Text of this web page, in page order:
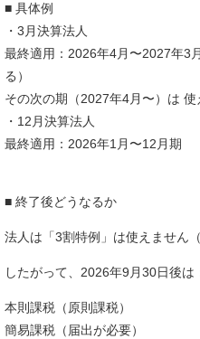
■ 具体例
・3月決算法人
最終適用：2026年4月〜2027年
る）
その次の期（2027年4月〜）は 使
・12月決算法人
最終適用：2026年1月〜12月期
■ 終了後どうなるか
法人は「3割特例」は使えません
したがって、2026年9月30日後は
本則課税（原則課税）
簡易課税（届出が必要）